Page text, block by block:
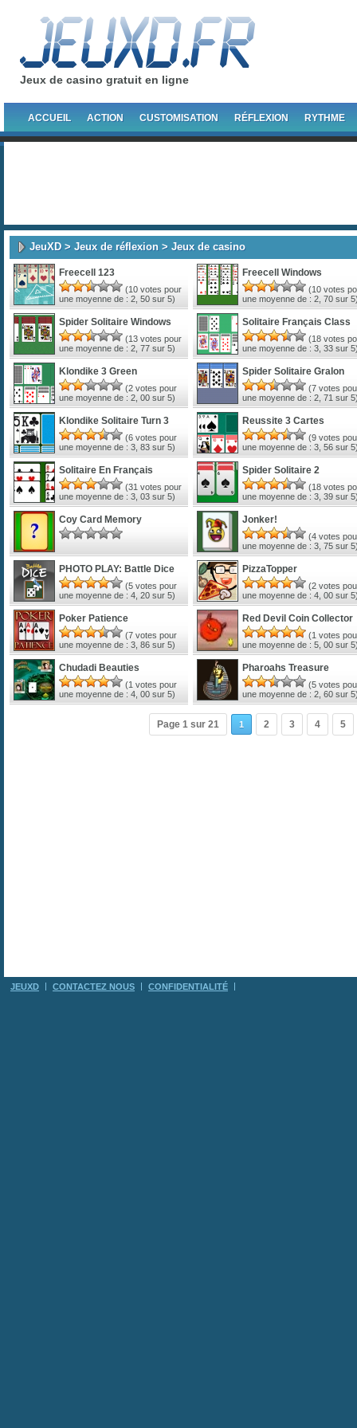
Jeux de casino gratuit en ligne
ACCUEIL ACTION CUSTOMISATION RÉFLEXION RYTHME
JeuXD> Jeux de réflexion > Jeux de casino
Freecell 123
(10 votes pour
une moyenne de : 2, 50 sur 5)
Freecell Windows
(10 votes
une moyenne de : 2, 70 sur
Spider Solitaire Windows
(13 votes pour
une moyenne de : 2, 77 sur 5)
Solitaire Français Class
(18 votes
une moyenne de : 3, 33 sur
Klondike 3 Green
(2 votes pour
une moyenne de : 2, 00 sur 5)
Spider Solitaire Gralon
(7 votes
une moyenne de : 2, 71 sur
Klondike Solitaire Turn 3
(6 votes pour
une moyenne de : 3, 83 sur 5)
Reussite 3 Cartes
(9 votes
une moyenne de : 3, 56 sur
Solitaire En Français
(31 votes pour
une moyenne de : 3, 03 sur 5)
Spider Solitaire 2
(18 votes
une moyenne de : 3, 39 sur
Coy Card Memory Jonker!
(4 votes
une moyenne de : 3, 75 sur
PHOTO PLAY: Battle Dice
(5 votes pour
une moyenne de : 4, 20 sur 5)
PizzaTopper
(2 votes
une moyenne de : 4, 00 sur
Poker Patience
(7 votes pour
une moyenne de : 3, 86 sur 5)
Red Devil Coin Collector
(1 votes
une moyenne de : 5, 00 sur
Chudadi Beauties
(1 votes pour
une moyenne de : 4, 00 sur 5)
Pharoahs Treasure
(5 votes
une moyenne de : 2, 60 sur
Page 1 sur 21 1 2 3 4 5
JEUXD CONTACTEZ NOUS CONFIDENTIALITÉ